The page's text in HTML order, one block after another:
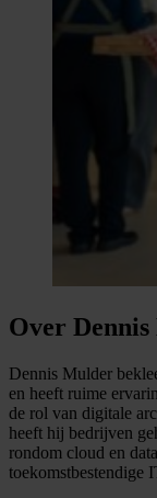
Over
Dennis Mulder
en heeft ruime
de rol van digitale
heeft hij bedrijven
rondom cloud en
toekomstbestendige